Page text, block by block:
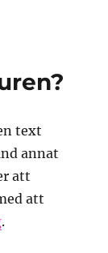
text
annat
att
att
.